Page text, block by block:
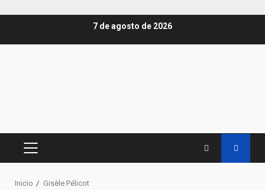
7 de agosto de 2026
MENÚ
Inicio Gisèle Pélicot